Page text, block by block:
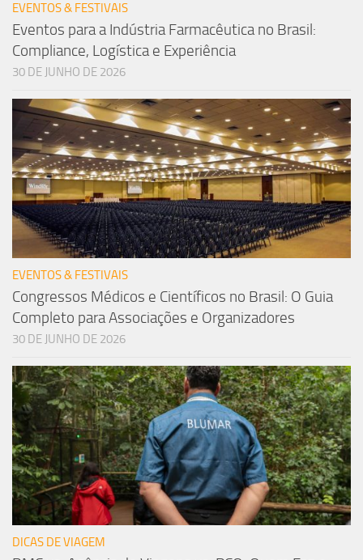
EVENTOS & FESTIVAIS
Eventos para a Indústria Farmacêutica no Brasil:
Compliance, Logística e Experiência
30 DE JUNHO DE 2026
EVENTOS & FESTIVAIS
Congressos Médicos e Científicos no Brasil: O Guia
Completo para Associações e Organizadores
30 DE JUNHO DE 2026
DICAS DE VIAGEM